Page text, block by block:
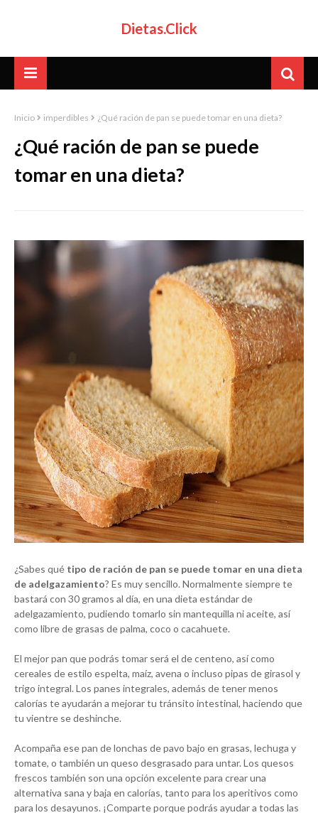
Dietas.Click
Inicio imperdibles ¿Qué ración de pan se puede tomar en una dieta?
¿Qué ración de pan se puede
tomar en una dieta?
¿Sabes qué tipo de ración de pan se puede tomar en una dieta
de adelgazamiento? Es muy sencillo. Normalmente siempre te
bastará con 30 gramos al día, en una dieta estándar de
adelgazamiento, pudiendo tomarlo sin mantequilla ni aceite, así
como libre de grasas de palma, coco o cacahuete.
El mejor pan que podrás tomar será el de centeno, así como
cereales de estilo espelta, maíz, avena o incluso pipas de girasol y
trigo integral. Los panes integrales, además de tener menos
calorías te ayudarán a mejorar tu tránsito intestinal, haciendo que
tu vientre se deshinche.
Acompaña ese pan de lonchas de pavo bajo en grasas, lechuga y
tomate, o también un queso desgrasado para untar. Los quesos
frescos también son una opción excelente para crear una
alternativa sana y baja en calorías, tanto para los aperitivos como
para los desayunos. ¡Comparte porque podrás ayudar a todas las